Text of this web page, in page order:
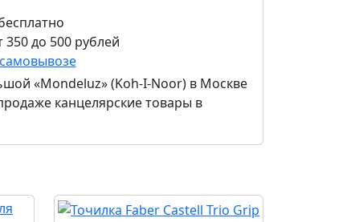
до 500 рублей
«Mondeluz» (Koh-I-Noor) в Москве
канцелярские товары в